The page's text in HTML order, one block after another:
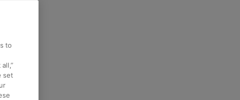
to
set